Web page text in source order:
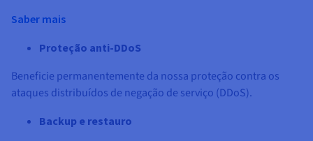
Saber mais
Proteção anti-DDoS
Beneficie permanentemente da nossa proteção contra os
ataques distribuídos de negação de serviço (DDoS).
Backup e restauro